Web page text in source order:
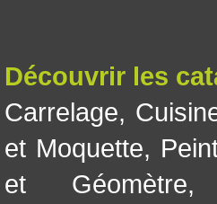
Découvrir les
Carrelage,
et Moquette,
et Géomètre